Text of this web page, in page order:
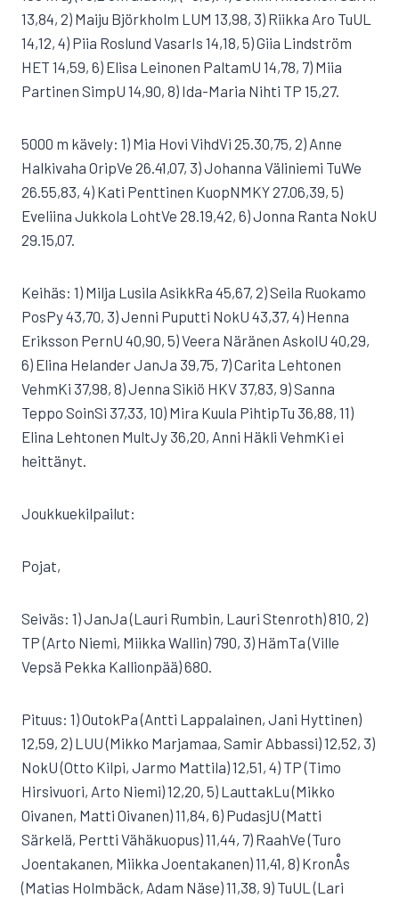
13,84, 2) Maiju Björkholm LUM 13,98, 3) Riikka Aro TuUL
14,12, 4) Piia Roslund VasarIs 14,18, 5) Giia Lindström
HET 14,59, 6) Elisa Leinonen PaltamU 14,78, 7) Miia
Partinen SimpU 14,90, 8) Ida-Maria Nihti TP 15,27.
5000 m kävely: 1) Mia Hovi VihdVi 25.30,75, 2) Anne
Halkivaha OripVe 26.41,07, 3) Johanna Väliniemi TuWe
26.55,83, 4) Kati Penttinen KuopNMKY 27.06,39, 5)
Eveliina Jukkola LohtVe 28.19,42, 6) Jonna Ranta NokU
29.15,07.
Keihäs: 1) Milja Lusila AsikkRa 45,67, 2) Seila Ruokamo
PosPy 43,70, 3) Jenni Puputti NokU 43,37, 4) Henna
Eriksson PernU 40,90, 5) Veera Näränen AskolU 40,29,
6) Elina Helander JanJa 39,75, 7) Carita Lehtonen
VehmKi 37,98, 8) Jenna Sikiö HKV 37,83, 9) Sanna
Teppo SoinSi 37,33, 10) Mira Kuula PihtipTu 36,88, 11)
Elina Lehtonen MultJy 36,20, Anni Häkli VehmKi ei
heittänyt.
Joukkuekilpailut:
Pojat,
Seiväs: 1) JanJa (Lauri Rumbin, Lauri Stenroth) 810, 2)
TP (Arto Niemi, Miikka Wallin) 790, 3) HämTa (Ville
Vepsä Pekka Kallionpää) 680.
Pituus: 1) OutokPa (Antti Lappalainen, Jani Hyttinen)
12,59, 2) LUU (Mikko Marjamaa, Samir Abbassi) 12,52, 3)
NokU (Otto Kilpi, Jarmo Mattila) 12,51, 4) TP (Timo
Hirsivuori, Arto Niemi) 12,20, 5) LauttakLu (Mikko
Oivanen, Matti Oivanen) 11,84, 6) PudasjU (Matti
Särkelä, Pertti Vähäkuopus) 11,44, 7) RaahVe (Turo
Joentakanen, Miikka Joentakanen) 11,41, 8) KronÅs
(Matias Holmbäck, Adam Näse) 11,38, 9) TuUL (Lari